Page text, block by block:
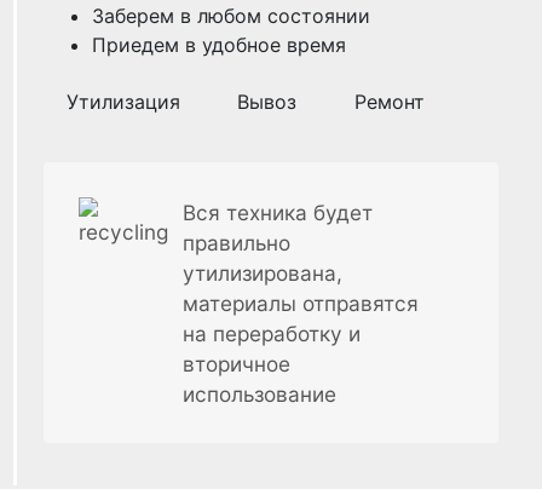
Заберем в любом состоянии
Приедем в удобное время
Утилизация Вывоз Ремонт
Вся техника будет
правильно
утилизирована,
материалы отправятся
на переработку и
вторичное
использование